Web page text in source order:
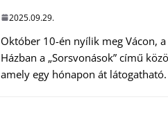
2025.09.29.
Október 10-én nyílik meg Vácon,
Házban a „Sorsvonások” című
amely egy hónapon át